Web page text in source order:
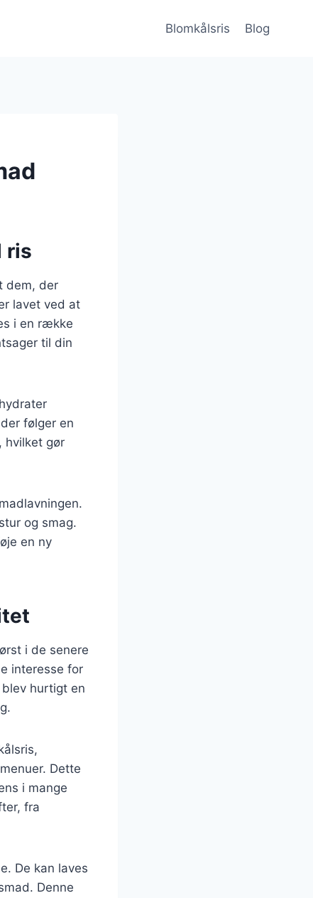
Blomkålsris Blog
ris
dem, der
lavet ved at
i en række
til din
følger en
hvilket gør
og smag.
en ny
i de senere
interesse for
hurtigt en
Dette
i mange
fra
De kan laves
Denne